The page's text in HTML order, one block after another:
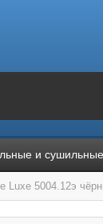
и
Luxe 5004.12э